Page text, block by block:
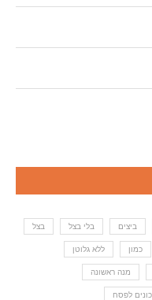
ביצים בלי בצל בצל
כמון ללא גלוטן
מנה ראשונה
לפסח